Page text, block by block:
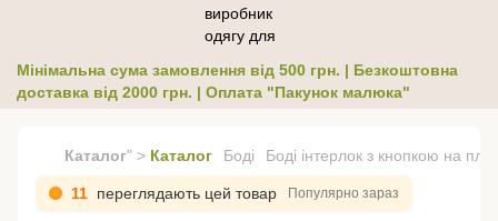
Мінімальна сума замовлення від 500 грн. | Безкоштовна
доставка від 2000 грн. | Оплата "Пакунок малюка"
Каталог" > Каталог Боді Боді інтерлок з кнопкою на
11 переглядають цей товар Популярно зараз